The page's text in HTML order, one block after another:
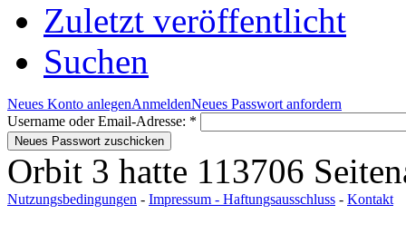
Zuletzt veröffentlicht
Suchen
Neues Konto anlegenAnmeldenNeues Passwort anfordern
Username oder Email-Adresse: *
Orbit 3 hatte 113706
Nutzungsbedingungen - Impressum - Haftungsausschluss - Kontakt